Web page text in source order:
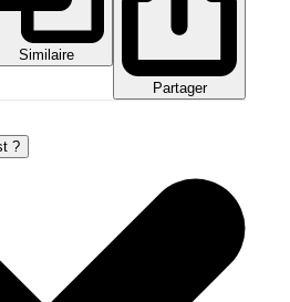
Similaire
Partager
?